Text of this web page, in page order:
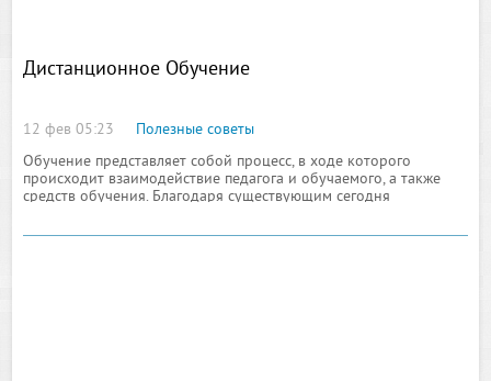
Дистанционное Обучение
12 фев 05:23
Полезные советы
Обучение представляет собой процесс, в ходе которого
происходит взаимодействие педагога и обучаемого, а также
средств обучения. Благодаря существующим сегодня